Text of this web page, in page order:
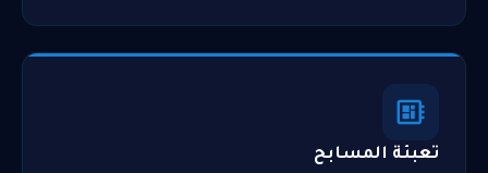
تعبئة المسابح